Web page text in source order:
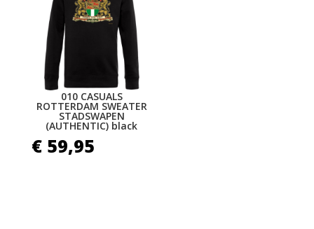
010 CASUALS
ROTTERDAM SWEATER
STADSWAPEN
(AUTHENTIC) black
€59,95